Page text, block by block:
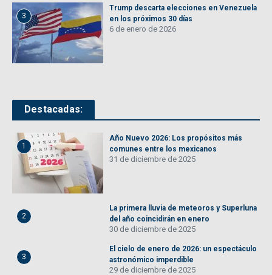
3
Trump descarta elecciones en Venezuela
en los próximos 30 días
6 de enero de 2026
Destacadas:
1
Año Nuevo 2026: Los propósitos más
comunes entre los mexicanos
31 de diciembre de 2025
2
La primera lluvia de meteoros y Superluna
del año coincidirán en enero
30 de diciembre de 2025
3
El cielo de enero de 2026: un espectáculo
astronómico imperdible
29 de diciembre de 2025